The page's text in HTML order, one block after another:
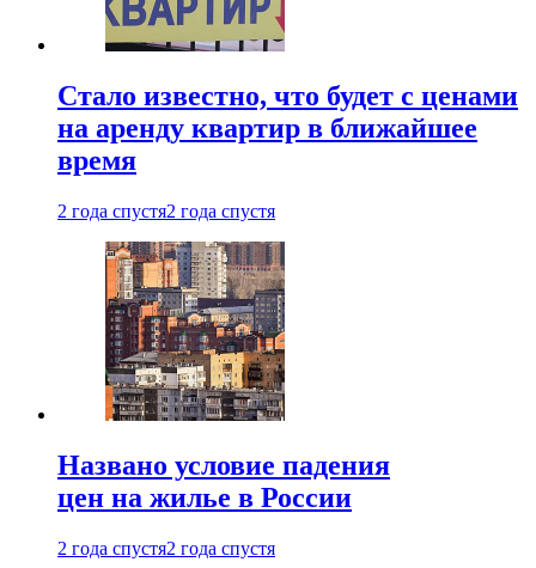
Стало известно, что будет с ценами
на аренду квартир в ближайшее
время
2 года спустя2 года спустя
Названо условие падения
цен на жилье в России
2 года спустя2 года спустя